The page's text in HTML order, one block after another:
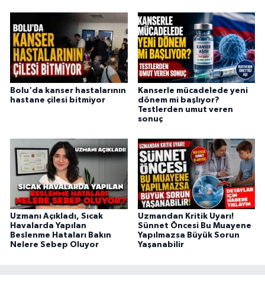
Bolu'da kanser hastalarının
hastane çilesi bitmiyor
Kanserle mücadelede yeni
dönem mi başlıyor?
Testlerden umut veren
sonuç
Uzmanı Açıkladı, Sıcak
Havalarda Yapılan
Beslenme Hataları Bakın
Nelere Sebep Oluyor
Uzmandan Kritik Uyarı!
Sünnet Öncesi Bu Muayene
Yapılmazsa Büyük Sorun
Yaşanabilir